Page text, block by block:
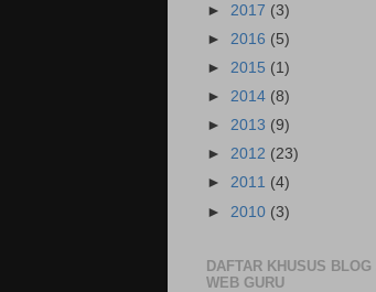
► 2017 (3)
► 2016 (5)
► 2015 (1)
► 2014 (8)
► 2013 (9)
► 2012 (23)
► 2011 (4)
► 2010 (3)
DAFTAR KHUSUS BLOG
WEB GURU